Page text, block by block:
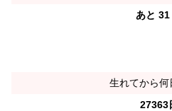
あと 31
生れてから何
27363